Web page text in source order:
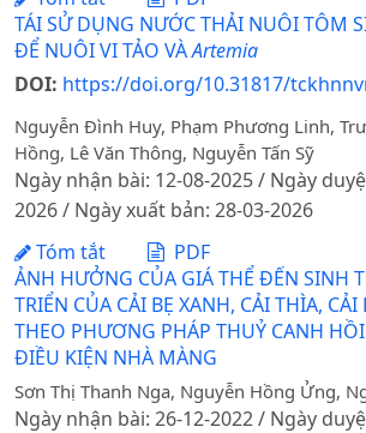
TÁI SỬ DỤNG NƯỚC THẢI NUÔI TÔM
ĐỂ NUÔI VI TẢO VÀArtemia
DOI: https://doi.org/10.31817/
Nguyễn Đình Huy, Phạm Phương Linh,
Hồng, Lê Văn Thông, Nguyễn Tấn Sỹ
Ngày nhận bài: 12-08-2025 / Ngày
2026 / Ngày xuất bản: 28-03-2026
Tóm tắt
PDF
ẢNH HƯỞNG CỦA GIÁ THỂ ĐẾN SINH
TRIỂN CỦA CẢI BẸ XANH, CẢI THÌA, CẢI
THEO PHƯƠNG PHÁP THUỶ CANH
ĐIỀU KIỆN NHÀ MÀNG
Sơn Thị Thanh Nga, Nguyễn Hồng Ửng,
Ngày nhận bài: 26-12-2022 / Ngày